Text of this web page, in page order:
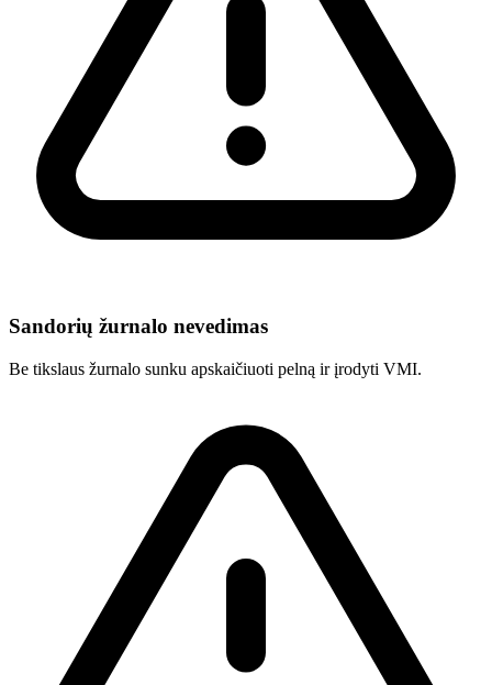
Sandorių žurnalo nevedimas
Be tikslaus žurnalo sunku apskaičiuoti pelną ir įrodyti VMI.